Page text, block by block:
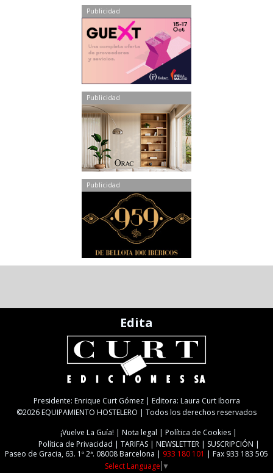
Publicidad
Publicidad
Publicidad
Edita
Presidente: Enrique Curt Gómez | Editora: Laura Curt Iborra
©2026 EQUIPAMIENTO HOSTELERO | Todos los derechos reservados
¡Vuelve La Guía!
Nota legal
Política de Cookies
Política de Privacidad
TARIFAS NEWSLETTER
SUSCRIPCIÓN
Paseo de Gracia, 63. 1º 2ª. 08008 Barcelona | 933 180 101 | Fax 933 183 505
Select Language ▼